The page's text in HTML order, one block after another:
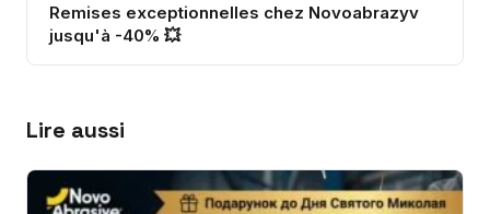
Remises exceptionnelles chez Novoabrazyv
jusqu'à -40% 💥
Lire aussi